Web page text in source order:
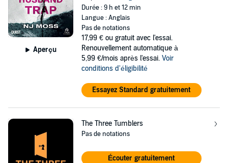
Aperçu
Durée : 9 h et 12 min
Langue : Anglais
Pas de notations
17,99 € ou gratuit avec l'essai.
Renouvellement automatique à
5,99 €/mois après l'essai. Voir
conditions d'éligibilité
Essayez Standard gratuitement
The Three Tumblers
Pas de notations
Écouter gratuitement